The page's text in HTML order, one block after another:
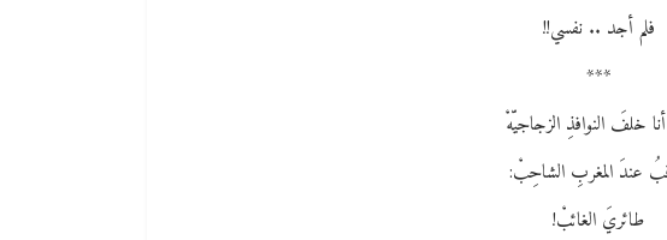
فلم أجد .. نفسي!!
***
خلفَ النوافذِ الزجاجيّهْ
عندَ المغربِ الشاحِبْ:
طائريَ الغائبْ!